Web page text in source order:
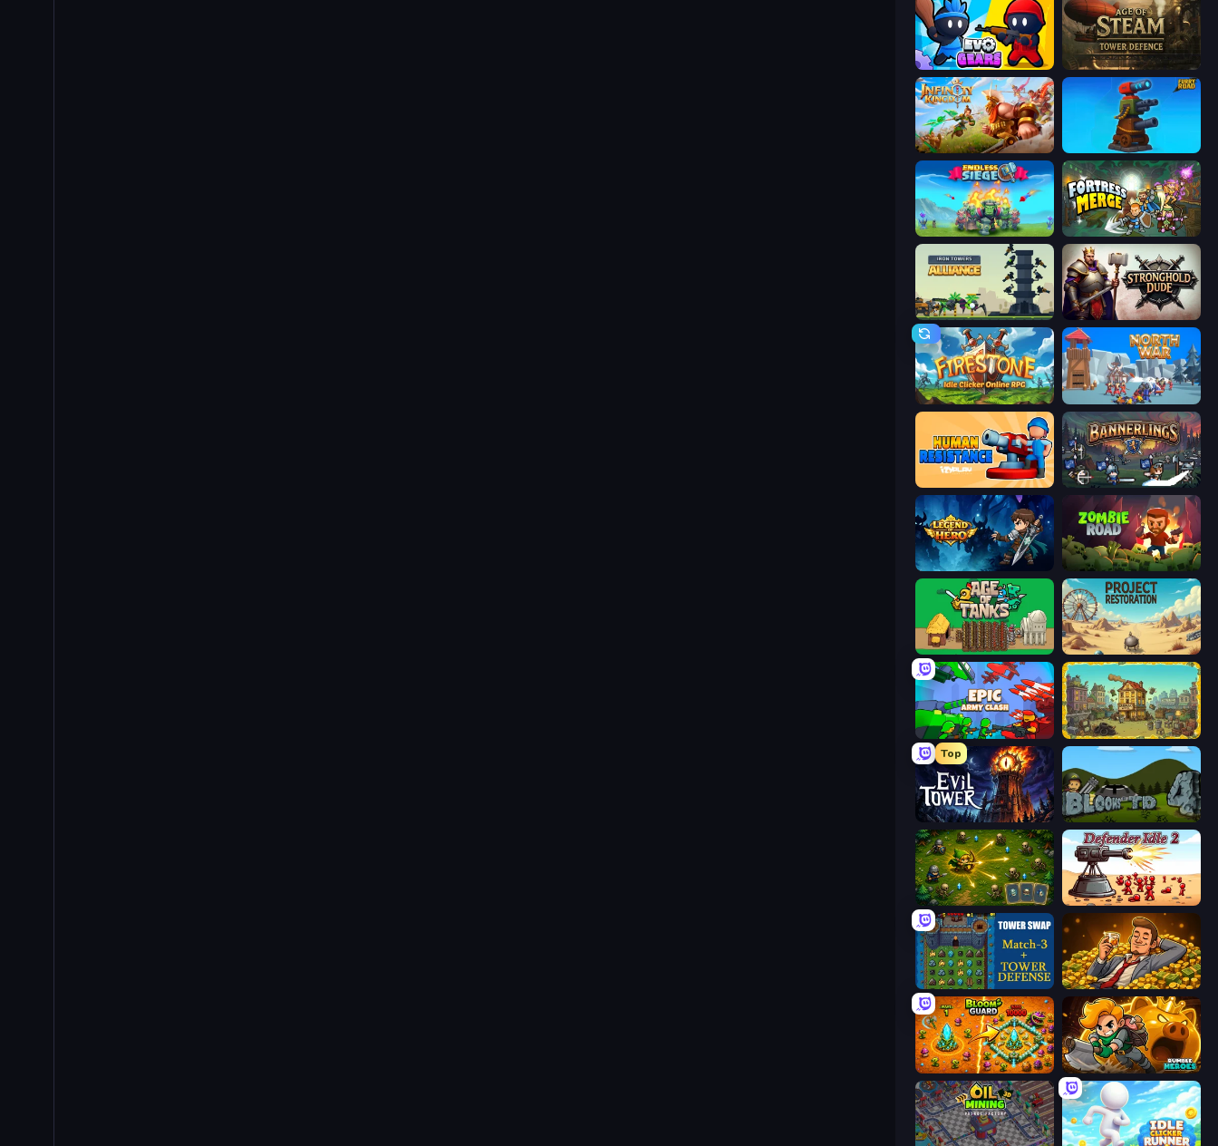
Evo Gears Age of Steam Tower Defence
Infinity Kingdom Furry Road
Endless Siege Fortress Merge
Iron Towers Alliance Stronghold Dude
Firestone – Idle Clicker Online RPG North War
Human Resistance Bannerlings
Legend of Hero Zombie Road
Age of Tanks Warriors: TD War Project Restoration
Epic Army Clash The Garbaggio Hotel
Top
Evil Tower Bloons Tower Defense 4
Tiny Ranger Defender Idle 2
Tower Swap Idle Billionaire Tycoon
BloomGuard Rumble Heroes